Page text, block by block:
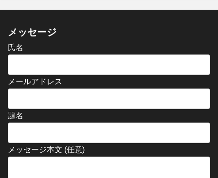
メッセージ
氏名
メールアドレス
題名
メッセージ本文 (任意)